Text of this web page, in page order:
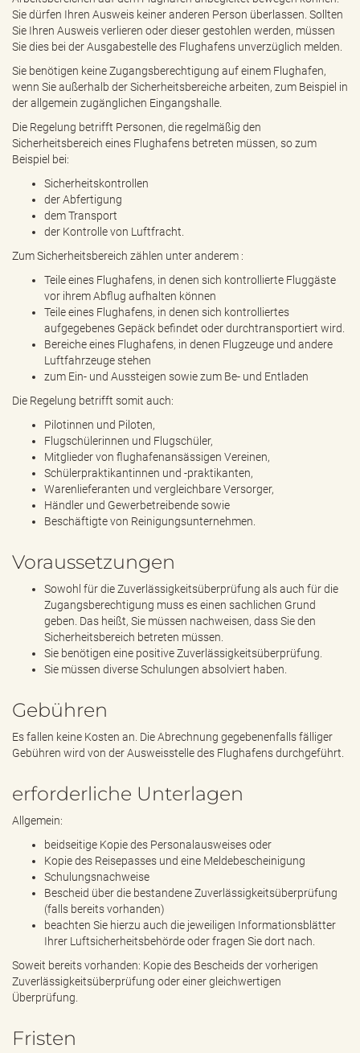
Sie dürfen Ihren Ausweis keiner anderen Person überlassen. Sollten
Sie Ihren Ausweis verlieren oder dieser gestohlen werden, müssen
Sie dies bei der Ausgabestelle des Flughafens unverzüglich melden.
Sie benötigen keine Zugangsberechtigung auf einem Flughafen,
wenn Sie außerhalb der Sicherheitsbereiche arbeiten, zum Beispiel in
der allgemein zugänglichen Eingangshalle.
Die Regelung betrifft Personen, die regelmäßig den
Sicherheitsbereich eines Flughafens betreten müssen, so zum
Beispiel bei:
Sicherheitskontrollen
der Abfertigung
dem Transport
der Kontrolle von Luftfracht.
Zum Sicherheitsbereich zählen unter anderem :
Teile eines Flughafens, in denen sich kontrollierte Fluggäste
vor ihrem Abflug aufhalten können
Teile eines Flughafens, in denen sich kontrolliertes
aufgegebenes Gepäck befindet oder durchtransportiert wird.
Bereiche eines Flughafens, in denen Flugzeuge und andere
Luftfahrzeuge stehen
zum Ein- und Aussteigen sowie zum Be- und Entladen
Die Regelung betrifft somit auch:
Pilotinnen und Piloten,
Flugschülerinnen und Flugschüler,
Mitglieder von flughafenansässigen Vereinen,
Schülerpraktikantinnen und -praktikanten,
Warenlieferanten und vergleichbare Versorger,
Händler und Gewerbetreibende sowie
Beschäftigte von Reinigungsunternehmen.
Voraussetzungen
Sowohl für die Zuverlässigkeitsüberprüfung als auch für die
Zugangsberechtigung muss es einen sachlichen Grund
geben. Das heißt, Sie müssen nachweisen, dass Sie den
Sicherheitsbereich betreten müssen.
Sie benötigen eine positive Zuverlässigkeitsüberprüfung.
Sie müssen diverse Schulungen absolviert haben.
Gebühren
Es fallen keine Kosten an. Die Abrechnung gegebenenfalls fälliger
Gebühren wird von der Ausweisstelle des Flughafens durchgeführt.
erforderliche Unterlagen
Allgemein:
beidseitige Kopie des Personalausweises oder
Kopie des Reisepasses und eine Meldebescheinigung
Schulungsnachweise
Bescheid über die bestandene Zuverlässigkeitsüberprüfung
(falls bereits vorhanden)
beachten Sie hierzu auch die jeweiligen Informationsblätter
Ihrer Luftsicherheitsbehörde oder fragen Sie dort nach.
Soweit bereits vorhanden: Kopie des Bescheids der vorherigen
Zuverlässigkeitsüberprüfung oder einer gleichwertigen
Überprüfung.
Fristen